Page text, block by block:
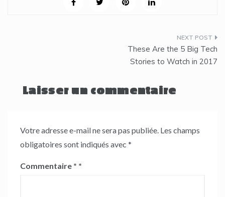
These Are the 5 Big Tech
Stories to Watch in 2017
Laisser un commentaire
Votre adresse e-mail ne sera pas publiée. Les champs
obligatoires sont indiqués avec *
Commentaire *